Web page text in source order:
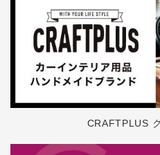
CRAFTPLUS